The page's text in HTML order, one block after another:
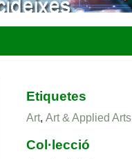
Etiquetes
Art, Art & Applied Arts
Col·lecció